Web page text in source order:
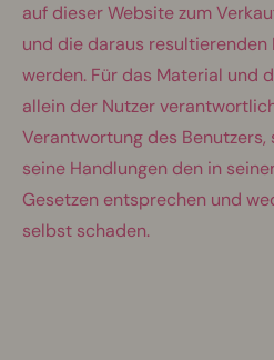
auf dieser Website zum
und die daraus
werden. Für das Material und
allein der Nutzer
Verantwortung des Benutzers,
seine Handlungen den in
Gesetzen entsprechen und
selbst schaden.